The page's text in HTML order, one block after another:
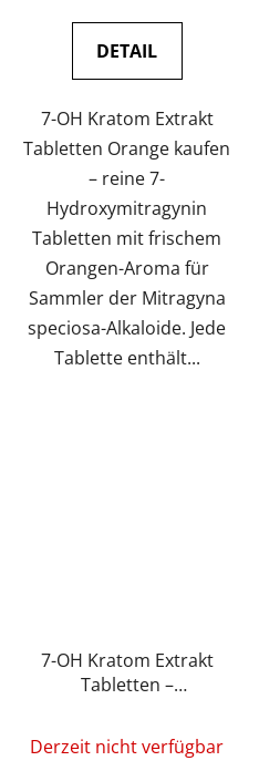
DETAIL
7-OH Kratom Extrakt
Tabletten Orange kaufen
– reine 7-
Hydroxymitragynin
Tabletten mit frischem
Orangen-Aroma für
Sammler der Mitragyna
speciosa-Alkaloide. Jede
Tablette enthält...
7-OH Kratom Extrakt
Tabletten –
mg)
Derzeit nicht verfügbar